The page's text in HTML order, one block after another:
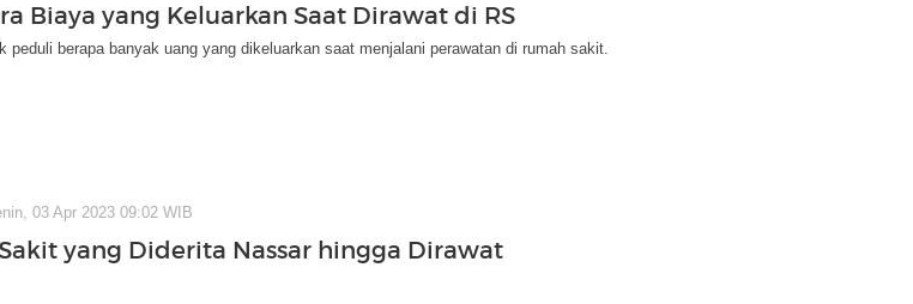
Biaya yang Keluarkan Saat Dirawat di RS
peduli berapa banyak uang yang dikeluarkan saat menjalani perawatan di rumah sakit.
03 Apr 2023 09:02 WIB
yang Diderita Nassar hingga Dirawat